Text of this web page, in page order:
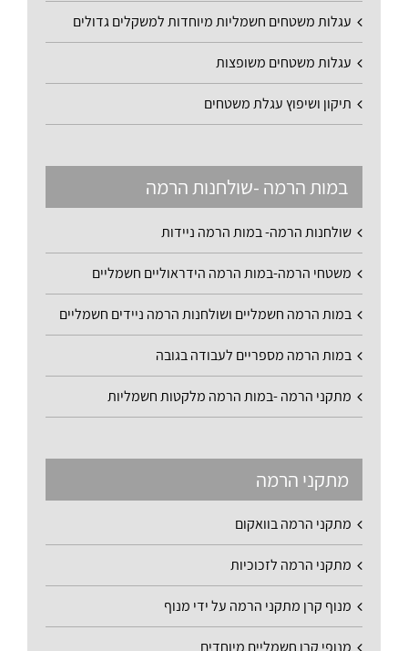
עגלות משטחים חשמליות מיוחדות למשקלים גדולים
עגלות משטחים משופצות
תיקון ושיפוץ עגלת משטחים
במות הרמה -שולחנות הרמה
שולחנות הרמה- במות הרמה ניידות
משטחי הרמה-במות הרמה הידראוליים חשמליים
במות הרמה חשמליים ושולחנות הרמה ניידים חשמליים
במות הרמה מספריים לעבודה בגובה
מתקני הרמה -במות הרמה מלקטות חשמליות
מתקני הרמה
מתקני הרמה בוואקום
מתקני הרמה לזכוכיות
מנוף קרן מתקני הרמה על ידי מנוף
מנופי קרן חשמליים מיוחדים